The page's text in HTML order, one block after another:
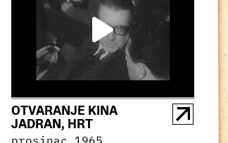
OTVARANJE KINA
JADRAN, HRT